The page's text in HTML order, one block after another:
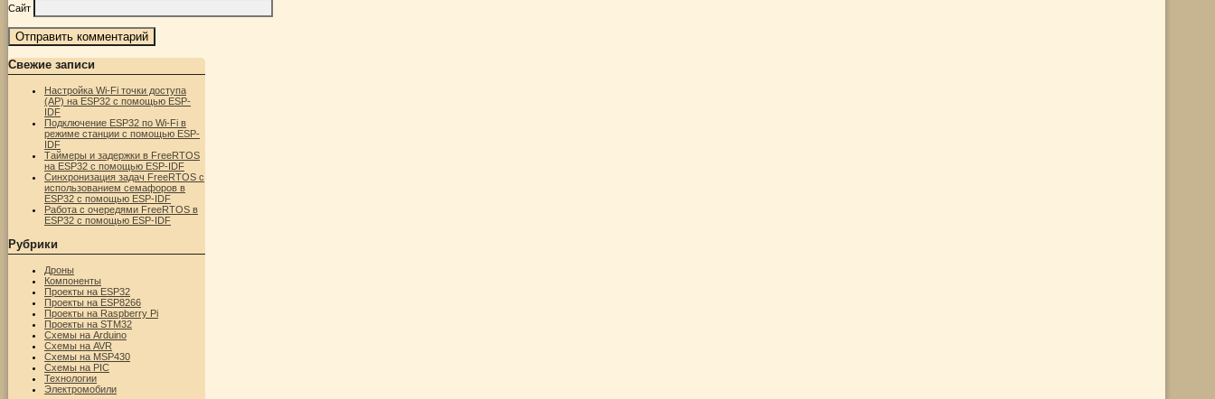
Сайт
Свежие записи
Настройка Wi-Fi точки доступа
(AP) на ESP32 с помощью ESP-
IDF
Подключение ESP32 по Wi-Fi в
режиме станции с помощью ESP-
IDF
Таймеры и задержки в FreeRTOS
на ESP32 с помощью ESP-IDF
Синхронизация задач FreeRTOS с
использованием семафоров в
ESP32 с помощью ESP-IDF
Работа с очередями FreeRTOS в
ESP32 с помощью ESP-IDF
Рубрики
Дроны
Компоненты
Проекты на ESP32
Проекты на ESP8266
Проекты на Raspberry Pi
Проекты на STM32
Схемы на Arduino
Схемы на AVR
Схемы на MSP430
Схемы на PIC
Технологии
Электромобили